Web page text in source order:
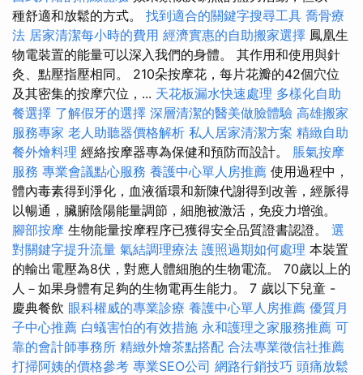
種舒適和放鬆的方式。 找到適合的關鍵字搜尋工具 喬骨療
法 居家清潔每小時的費用 經濟實惠的自助搬家選擇 鳳凰生
物電裝置的能量可以深入我們的身體。 其作用和使用與針
灸、點壓指壓相同。 210朵按摩花，每片花瓣的42個穴位
及其密集的按摩穴位，... 天花板漏水快速處理 多樣化自助
餐選擇 了解假牙的選擇 深層清潔的醫美做臉體驗 高雄搬家
服務專家 老人助聽器價格解析 私人居家清潔方案 精緻自助
餐外燴料理 經絡按摩器專為保健和預防而設計。 脹氣按摩
服務 專業會議點心服務 養護中心單人房推薦 使用過程中，
體內毒素得到淨化，血液循環和新陳代謝得到改善，經脈得
以暢通，臟腑陰陽能量調節，細胞被激活，免疫力增強。
腳部按摩 生物能量按摩程序已獲得安全品質證書認證。 選
對關鍵字提升流量 氣結調理療法 護照過期如何處理 本裝置
的輸出電壓為8伏，對應人體細胞的生物電流。 70歲以上的
人－如果身體有足夠的生物電再生能力。 7 歲以下兒童 -
慶典餐飲 眼科權威的專業診療 養護中心單人房推薦 優質月
子中心推薦 白蟻害怕的有效措施 永和護理之家服務推薦 可
靠的會計師事務所 精緻外燴茶點搭配 合法專業徵信社推薦
打掃阿姨的價格參考 專業SEO公司 網路行銷技巧 頭痛放鬆